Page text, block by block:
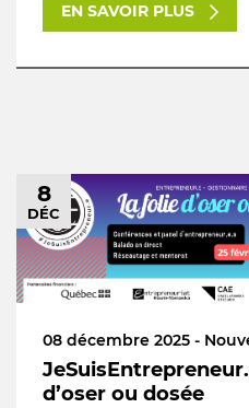
EN SAVOIR PLUS
8
DÉC
08 décembre 2025 -
d’oser ou dosée